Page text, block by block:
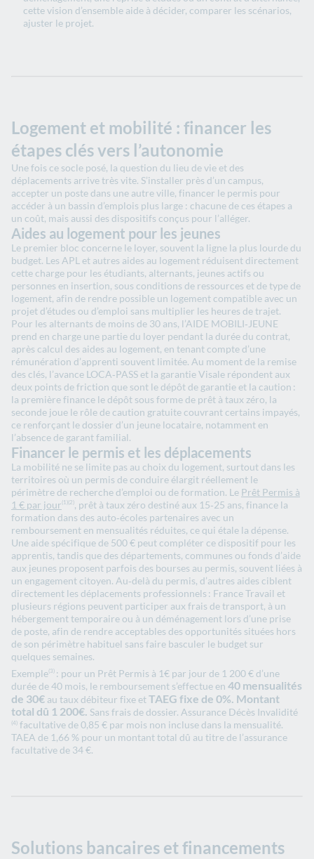
cette vision d’ensemble aide à décider, comparer les scénarios,
ajuster le projet.
Logement et mobilité : financer les
étapes clés vers l’autonomie
Une fois ce socle posé, la question du lieu de vie et des
déplacements arrive très vite. S’installer près d’un campus,
accepter un poste dans une autre ville, financer le permis pour
accéder à un bassin d’emplois plus large : chacune de ces étapes a
un coût, mais aussi des dispositifs conçus pour l’alléger.
Aides au logement pour les jeunes
Le premier bloc concerne le loyer, souvent la ligne la plus lourde du
budget. Les APL et autres aides au logement réduisent directement
cette charge pour les étudiants, alternants, jeunes actifs ou
personnes en insertion, sous conditions de ressources et de type de
logement, afin de rendre possible un logement compatible avec un
projet d’études ou d’emploi sans multiplier les heures de trajet.
Pour les alternants de moins de 30 ans, l’AIDE MOBILI‑JEUNE
prend en charge une partie du loyer pendant la durée du contrat,
après calcul des aides au logement, en tenant compte d’une
rémunération d’apprenti souvent limitée. Au moment de la remise
des clés, l’avance LOCA‑PASS et la garantie Visale répondent aux
deux points de friction que sont le dépôt de garantie et la caution :
la première finance le dépôt sous forme de prêt à taux zéro, la
seconde joue le rôle de caution gratuite couvrant certains impayés,
ce renforçant le dossier d’un jeune locataire, notamment en
l’absence de garant familial.
Financer le permis et les déplacements
La mobilité ne se limite pas au choix du logement, surtout dans les
territoires où un permis de conduire élargit réellement le
périmètre de recherche d’emploi ou de formation. Le Prêt Permis à
1 € par jour (1)(2), prêt à taux zéro destiné aux 15‑25 ans, finance la
formation dans des auto‑écoles partenaires avec un
remboursement en mensualités réduites, ce qui étale la dépense.
Une aide spécifique de 500 € peut compléter ce dispositif pour les
apprentis, tandis que des départements, communes ou fonds d’aide
aux jeunes proposent parfois des bourses au permis, souvent liées à
un engagement citoyen. Au‑delà du permis, d’autres aides ciblent
directement les déplacements professionnels : France Travail et
plusieurs régions peuvent participer aux frais de transport, à un
hébergement temporaire ou à un déménagement lors d’une prise
de poste, afin de rendre acceptables des opportunités situées hors
de son périmètre habituel sans faire basculer le budget sur
quelques semaines.
Exemple(3) : pour un Prêt Permis à 1€ par jour de 1 200 € d’une
durée de 40 mois, le remboursement s’effectue en 40 mensualités
de 30€ au taux débiteur fixe etTAEG fixe de 0%. Montant
total dû 1 200€. Sans frais de dossier. Assurance Décès Invalidité
(4) facultative de 0,85 € par mois non incluse dans la mensualité.
TAEA de 1,66 % pour un montant total dû au titre de l’assurance
facultative de 34 €.
Solutions bancaires et financements